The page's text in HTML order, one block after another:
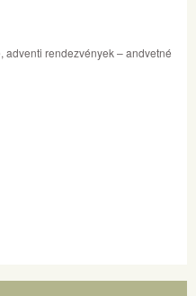
adventi rendezvények – andvetné